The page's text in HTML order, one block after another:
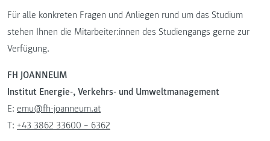
Für alle konkreten Fragen und Anliegen rund um das Studium
stehen Ihnen die Mitarbeiter:innen des Studiengangs gerne zur
Verfügung.
FH JOANNEUM
Institut Energie-, Verkehrs- und Umweltmanagement
E: emu@fh-joanneum.at
T: +43 3862 33600 – 6362